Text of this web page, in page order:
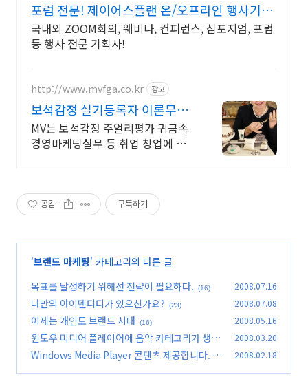
포럼 전문! 제이어스플랜 온/오프라인 행사기획
대행!
국내외 ZOOM회의, 웨비나, 컨퍼런스, 심포지엄, 포럼
등 행사 전문 기획사!
http://www.mvfga.co.kr 광고
보석감정 실기등록자 이론무료
주얼리창업취업전문학원37년
MV는 보석감정 주얼리평가 귀금속
경영마케팅실무 등 취업 창업에 특
공감 구독하기
'브랜드 마케팅' 카테고리의 다른 글
목표를 달성하기 위해선 전략이 필요하다.
(16) 2008.07.16
나만의 아이덴티티가 있으신가요? (23) 2008.07.08
이제는 개인도 브랜드 시대 (16) 2008.05.16
윈도우 미디어 플레이어에 음악 카테고리가 생성
되었습니다. (2)
2008.03.20
Windows Media Player 콘텐츠 제공합니다.
(1
2008.02.18